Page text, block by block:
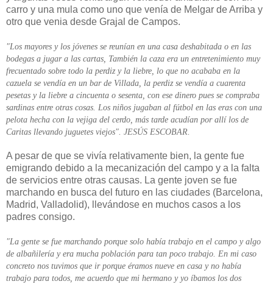
carro y una mula como uno que venía de Melgar de Arriba y
otro que venia desde Grajal de Campos.
"Los mayores y los jóvenes se reunían en una casa deshabitada o en las
bodegas a jugar a las cartas, También la caza era un entretenimiento muy
frecuentado sobre todo la perdiz y la liebre, lo que no acababa en la
cazuela se vendía en un bar de Villada, la perdiz se vendía a cuarenta
pesetas y la liebre a cincuenta o sesenta, con ese dinero pues se compraba
sardinas entre otras cosas. Los niños jugaban al fútbol en las eras con una
pelota hecha con la vejiga del cerdo, más tarde acudían por allí los de
Caritas llevando juguetes viejos". JESÚS ESCOBAR.
A pesar de que se vivía relativamente bien, la gente fue
emigrando debido a la mecanización del campo y a la falta
de servicios entre otras causas. La gente joven se fue
marchando en busca del futuro en las ciudades (Barcelona,
Madrid, Valladolid), llevándose en muchos casos a los
padres consigo.
"La gente se fue marchando porque solo había trabajo en el campo y algo
de albañilería y era mucha población para tan poco trabajo. En mi caso
concreto nos tuvimos que ir porque éramos nueve en casa y no había
trabajo para todos, me acuerdo que mi hermano y yo íbamos los dos